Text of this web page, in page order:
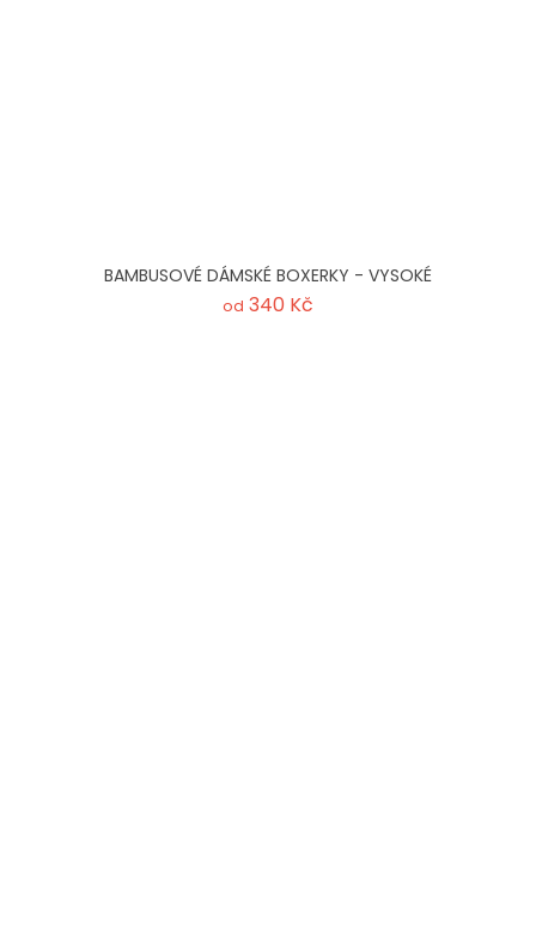
BAMBUSOVÉ DÁMSKÉ BOXERKY - VYSOKÉ
od 340 Kč